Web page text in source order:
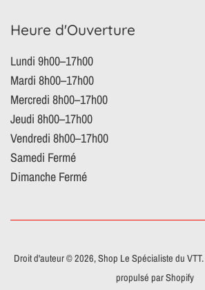
Heure d'Ouverture
Lundi 9h00–17h00
Mardi 8h00–17h00
Mercredi 8h00–17h00
Jeudi 8h00–17h00
Vendredi 8h00–17h00
Samedi Fermé
Dimanche Fermé
Droit d'auteur © 2026,Shop Le Spécialiste du VTT.
propulsé par Shopify